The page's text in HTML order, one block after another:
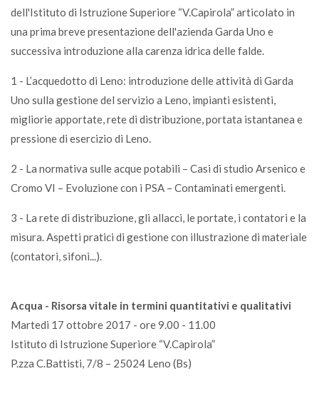
dell'Istituto di Istruzione Superiore “V.Capirola” articolato in
una prima breve presentazione dell'azienda Garda Uno e
successiva introduzione alla carenza idrica delle falde.
1 - L’acquedotto di Leno: introduzione delle attività di Garda
Uno sulla gestione del servizio a Leno, impianti esistenti,
migliorie apportate, rete di distribuzione, portata istantanea e
pressione di esercizio di Leno.
2 - La normativa sulle acque potabili – Casi di studio Arsenico e
Cromo VI – Evoluzione con i PSA – Contaminati emergenti.
3 - La rete di distribuzione, gli allacci, le portate, i contatori e la
misura. Aspetti pratici di gestione con illustrazione di materiale
(contatori, sifoni...).
Acqua - Risorsa vitale in termini quantitativi e qualitativi
Martedi 17 ottobre 2017 - ore 9.00 - 11.00
Istituto di Istruzione Superiore “V.Capirola”
P.zza C.Battisti, 7/8 – 25024 Leno (Bs)